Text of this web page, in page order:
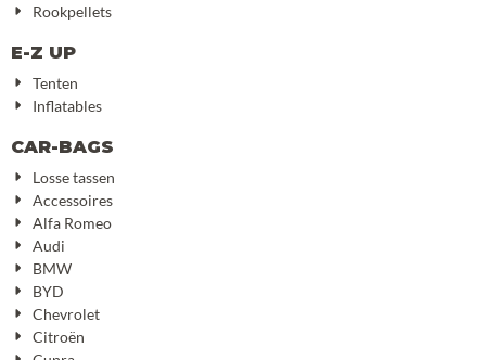
Rookpellets
E-Z UP
Tenten
Inflatables
CAR-BAGS
Losse tassen
Accessoires
Alfa Romeo
Audi
BMW
BYD
Chevrolet
Citroën